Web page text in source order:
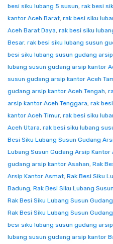
besi siku lubang 5 susun, rak besi
kantor Aceh Barat, rak besi siku
Aceh Barat Daya, rak besi siku
Besar, rak besi siku lubang susun
besi siku lubang susun gudang
lubang susun gudang arsip kantor
susun gudang arsip kantor Aceh
gudang arsip kantor Aceh Tengah,
arsip kantor Aceh Tenggara, rak
kantor Aceh Timur, rak besi siku
Aceh Utara, rak besi siku lubang
Besi Siku Lubang Susun Gudang
Lubang Susun Gudang Arsip Kantor
gudang arsip kantor Asahan, Rak
Arsip Kantor Asmat, Rak Besi Siku
Badung, Rak Besi Siku Lubang
Rak Besi Siku Lubang Susun
Rak Besi Siku Lubang Susun
besi siku lubang susun gudang
lubang susun gudang arsip kantor